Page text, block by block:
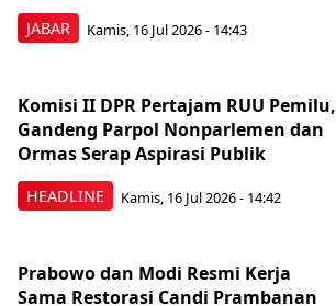
JABAR Kamis, 16 Jul 2026 - 14:43
HEADLINE
Komisi II DPR Pertajam RUU Pemilu,
Gandeng Parpol Nonparlemen dan
Ormas Serap Aspirasi Publik
Kamis, 16 Jul 2026 - 14:42
Prabowo dan Modi Resmi Kerja
Sama Restorasi Candi Prambanan